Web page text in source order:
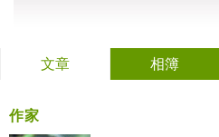
文章 相簿
作家